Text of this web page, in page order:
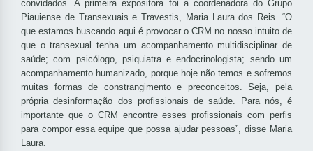
convidados. A primeira expositora foi a coordenadora do Grupo
Piauiense de Transexuais e Travestis, Maria Laura dos Reis. “O
que estamos buscando aqui é provocar o CRM no nosso intuito de
que o transexual tenha um acompanhamento multidisciplinar de
saúde; com psicólogo, psiquiatra e endocrinologista; sendo um
acompanhamento humanizado, porque hoje não temos e sofremos
muitas formas de constrangimento e preconceitos. Seja, pela
própria desinformação dos profissionais de saúde. Para nós, é
importante que o CRM encontre esses profissionais com perfis
para compor essa equipe que possa ajudar pessoas”, disse Maria
Laura.